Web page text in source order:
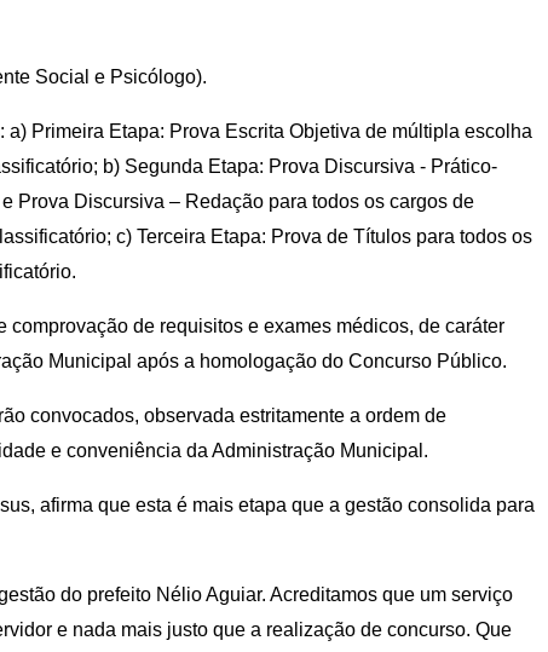
Social e Psicólogo).
Primeira Etapa: Prova Escrita Objetiva de múltipla escolha
b) Segunda Etapa: Prova Discursiva - Prático-
Prova Discursiva – Redação para todos os cargos de
c) Terceira Etapa: Prova de Títulos para todos os
de requisitos e exames médicos, de caráter
Municipal após a homologação do Concurso Público.
convocados, observada estritamente a ordem de
e conveniência da Administração Municipal.
afirma que esta é mais etapa que a gestão consolida para
do prefeito Nélio Aguiar. Acreditamos que um serviço
e nada mais justo que a realização de concurso. Que